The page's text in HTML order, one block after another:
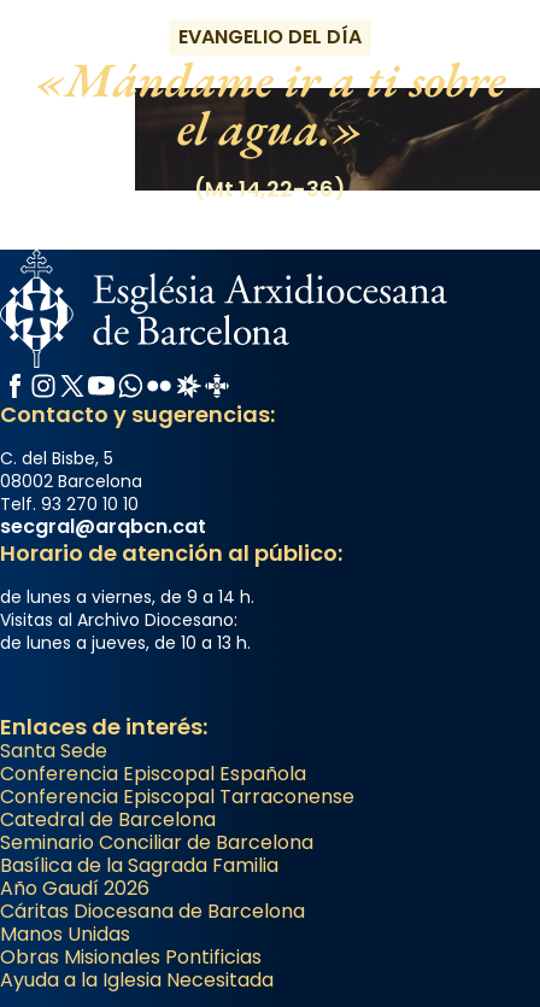
EVANGELIO DEL DÍA
Mándame ir a ti sobre
el agua.
(Mt 14,22-36)
Facebook
Instagram
X / Twitter
YouTube
WhatsApp
FlickrRadio Estel
Catalunya Cristiana
Contacto y sugerencias:
C. del Bisbe, 5
08002 Barcelona
Telf. 93 270 10 10
secgral@arqbcn.cat
Horario de atención al público:
de lunes a viernes, de 9 a 14 h.
Visitas al Archivo Diocesano:
de lunes a jueves, de 10 a 13 h.
Enlaces de interés:
Santa Sede
Conferencia Episcopal Española
Conferencia Episcopal Tarraconense
Catedral de Barcelona
Seminario Conciliar de Barcelona
Basílica de la Sagrada Familia
Año Gaudí 2026
Cáritas Diocesana de Barcelona
Manos Unidas
Obras Misionales Pontificias
Ayuda a la Iglesia Necesitada